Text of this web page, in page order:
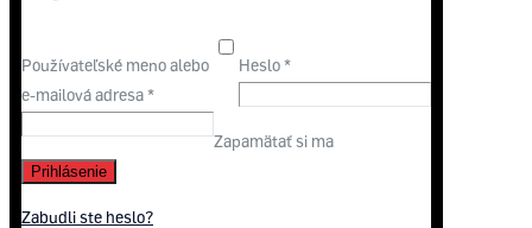
Používateľské meno alebo
e-mailová adresa*
Heslo*
Zapamätať si ma
Prihlásenie
Zabudli ste heslo?